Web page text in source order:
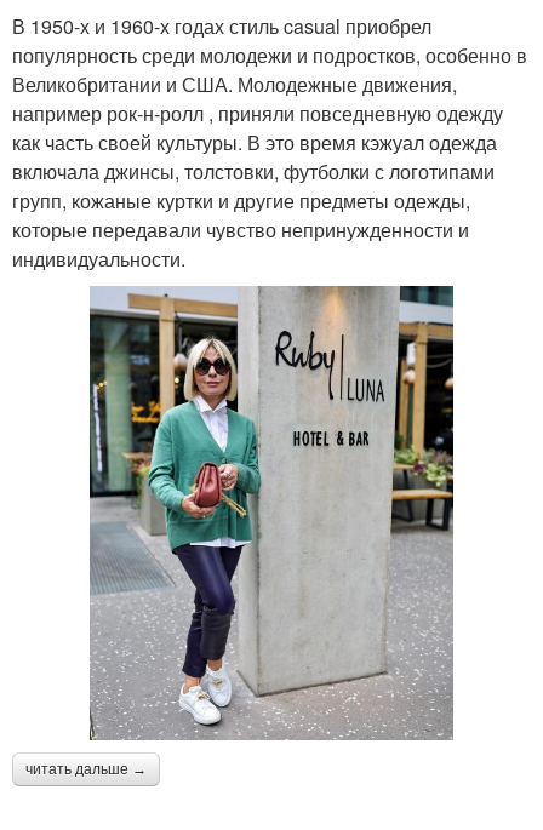
В 1950-х и 1960-х годах стиль casual приобрел
популярность среди молодежи и подростков, особенно в
Великобритании и США. Молодежные движения,
например рок-н-ролл , приняли повседневную одежду
как часть своей культуры. В это время кэжуал одежда
включала джинсы, толстовки, футболки с логотипами
групп, кожаные куртки и другие предметы одежды,
которые передавали чувство непринужденности и
индивидуальности.
читать дальше →